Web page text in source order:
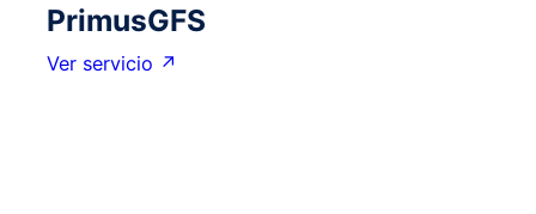
PrimusGFS
Ver servicio ↗